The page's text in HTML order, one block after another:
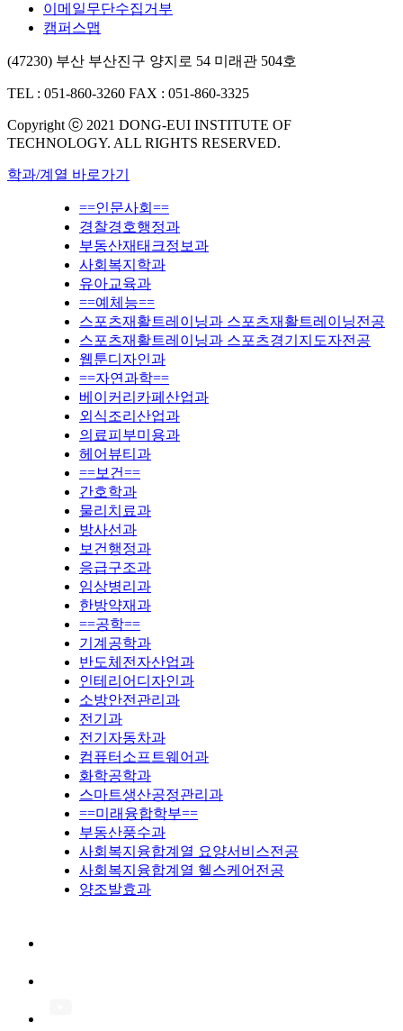
이메일무단수집거부
캠퍼스맵
(47230) 부산 부산진구 양지로 54 미래관 504호
TEL : 051-860-3260 FAX : 051-860-3325
Copyright ⓒ 2021 DONG-EUI INSTITUTE OF
TECHNOLOGY. ALL RIGHTS RESERVED.
학과/계열 바로가기
==인문사회==
경찰경호행정과
부동산재태크정보과
사회복지학과
유아교육과
==예체능==
스포츠재활트레이닝과 스포츠재활트레이닝전공
스포츠재활트레이닝과 스포츠경기지도자전공
웹툰디자인과
==자연과학==
베이커리카페산업과
외식조리산업과
의료피부미용과
헤어뷰티과
==보건==
간호학과
물리치료과
방사선과
보건행정과
응급구조과
임상병리과
한방약재과
==공학==
기계공학과
반도체전자산업과
인테리어디자인과
소방안전관리과
전기과
전기자동차과
컴퓨터소프트웨어과
화학공학과
스마트생산공정관리과
==미래융합학부==
부동산풍수과
사회복지융합계열 요양서비스전공
사회복지융합계열 헬스케어전공
양조발효과